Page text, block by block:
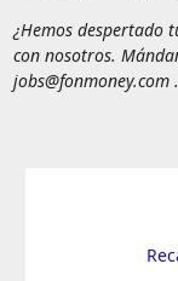
¿Hemos despertado
con nosotros.
jobs@fonmoney.com.